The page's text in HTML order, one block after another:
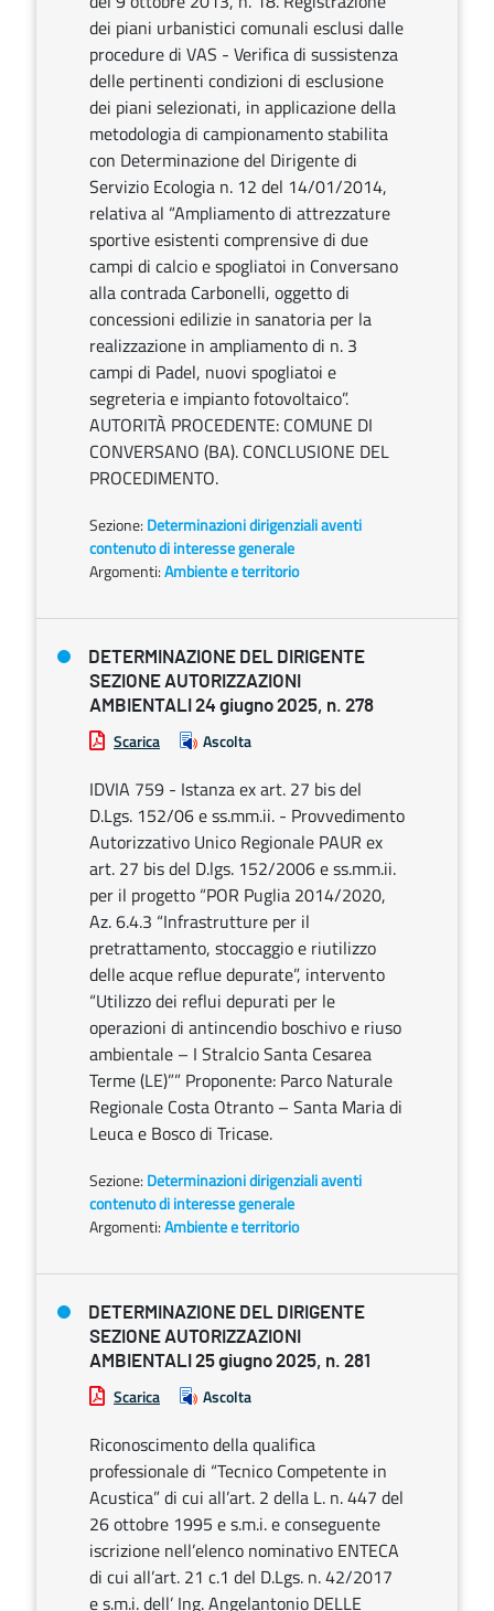
dei piani urbanistici comunali esclusi dalle
procedure di VAS - Verifica di sussistenza
delle pertinenti condizioni di esclusione
dei piani selezionati, in applicazione della
metodologia di campionamento stabilita
con Determinazione del Dirigente di
Servizio Ecologia n. 12 del 14/01/2014,
relativa al “Ampliamento di attrezzature
sportive esistenti comprensive di due
campi di calcio e spogliatoi in Conversano
alla contrada Carbonelli, oggetto di
concessioni edilizie in sanatoria per la
realizzazione in ampliamento di n. 3
campi di Padel, nuovi spogliatoi e
segreteria e impianto fotovoltaico”.
AUTORITÀ PROCEDENTE: COMUNE DI
CONVERSANO (BA). CONCLUSIONE DEL
PROCEDIMENTO.
Sezione: Determinazioni dirigenziali aventi
contenuto di interesse generale
Argomenti:Ambiente e territorio
DETERMINAZIONE DEL DIRIGENTE
SEZIONE AUTORIZZAZIONI
AMBIENTALI 24 giugno 2025, n. 278
Scarica Ascolta
IDVIA 759 - Istanza ex art. 27 bis del
D.Lgs. 152/06 e ss.mm.ii. - Provvedimento
Autorizzativo Unico Regionale PAUR ex
art. 27 bis del D.lgs. 152/2006 e ss.mm.ii.
per il progetto “POR Puglia 2014/2020,
Az. 6.4.3 “Infrastrutture per il
pretrattamento, stoccaggio e riutilizzo
delle acque reflue depurate”, intervento
“Utilizzo dei reflui depurati per le
operazioni di antincendio boschivo e riuso
ambientale – I Stralcio Santa Cesarea
Terme (LE)”” Proponente: Parco Naturale
Regionale Costa Otranto – Santa Maria di
Leuca e Bosco di Tricase.
Sezione: Determinazioni dirigenziali aventi
contenuto di interesse generale
Argomenti:Ambiente e territorio
DETERMINAZIONE DEL DIRIGENTE
SEZIONE AUTORIZZAZIONI
AMBIENTALI 25 giugno 2025, n. 281
Scarica Ascolta
Riconoscimento della qualifica
professionale di “Tecnico Competente in
Acustica” di cui all’art. 2 della L. n. 447 del
26 ottobre 1995 e s.m.i. e conseguente
iscrizione nell’elenco nominativo ENTECA
di cui all’art. 21 c.1 del D.Lgs. n. 42/2017
e s.m.i. dell’ Ing. Angelantonio DELLE